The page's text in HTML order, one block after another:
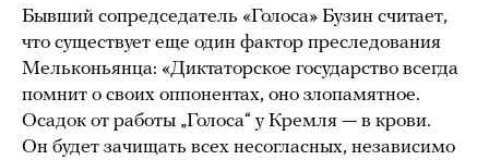
Бывший сопредседатель «Голоса» Бузин считает,
что существует еще один фактор преследования
Мельконьянца: «Диктаторское государство всегда
помнит о своих оппонентах, оно злопамятное.
Осадок от работы „Голоса“ у Кремля — в крови.
Он будет зачищать всех несогласных, независимо